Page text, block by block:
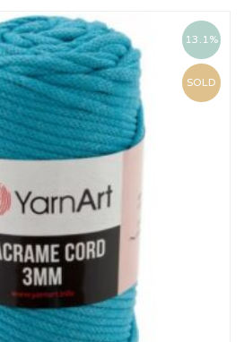
13.1%
SOLD